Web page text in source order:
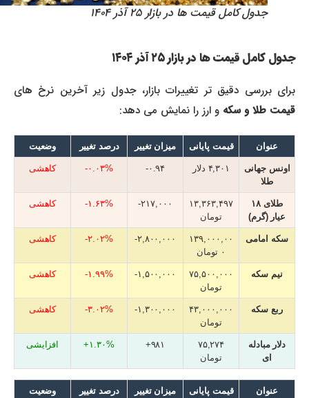
جدول کامل قیمت ها در بازار ۲۵ آذر ۱۴۰۴
جدول کامل قیمت ها در بازار ۲۵ آذر ۱۴۰۴
برای بررسی دقیق تر تغییرات بازار، جدول زیر آخرین نرخ های
قیمت طلا و سکهو ارز را نمایش می دهد:
عنوان قیمت پایانی میزان تغییر درصد تغییر وضعیت
اونس جهانی
۴,۳۰۱ دلار ۰.۹۴- ۰.۰۳%- کاهشی
طلای ۱۸
عیار (گرم)
۱۳,۳۶۳,۴۹۷
تومان
۲۱۷,۰۰۰- ۱.۶۳%- کاهشی
سکه امامی
۱۳۹,۰۰۰,۰۰
۲,۸۰۰,۰۰۰- ۲.۰۲%- کاهشی
نیم سکه
۷۵,۵۰۰,۰۰۰
تومان
۱,۵۰۰,۰۰۰- ۱.۹۹%- کاهشی
ربع سکه
۴۳,۰۰۰,۰۰۰
تومان
۱,۳۰۰,۰۰۰- ۳.۰۲%- کاهشی
دلار مبادله
۷۵,۲۷۴
تومان
۱.۳۰%+ افزایشی
عنوان
قیمت پایانی
میزان تغییر درصد تغییر وضعیت